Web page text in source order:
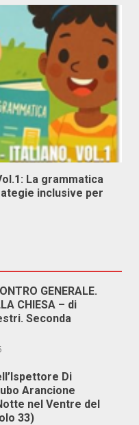
La grammatica
inclusive per
GENERALE.
CHIESA – di
Seconda
Di
Arancione
nel Ventre del
33)